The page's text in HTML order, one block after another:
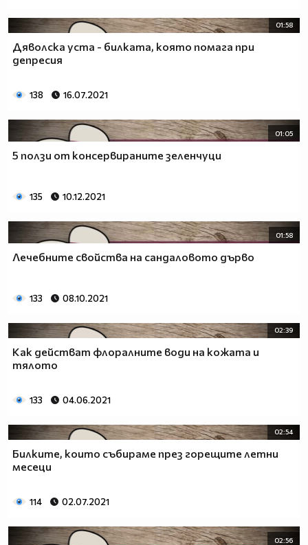
01:58
Дяволска уста - билката, която помага при
депресия
138 16.07.2021
01:05
5 ползи от консервираните зеленчуци
135 10.12.2021
01:58
Лечебните свойства на сандаловото дърво
133 08.10.2021
02:39
Как действат флоралните води на кожата и
тялото
133 04.06.2021
02:54
Билките, които събираме през горещите летни
месеци
114 02.07.2021
02:56